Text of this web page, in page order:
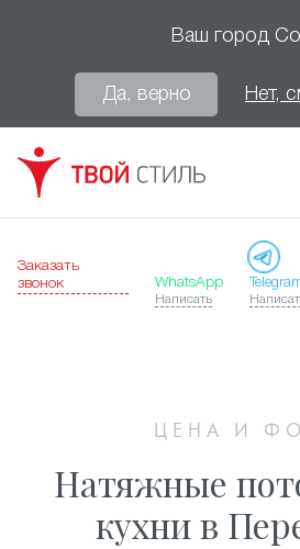
Ваш город
Да, верно Нет,
Заказать
звонок
WhatsApp
Написать
ЦЕНА И
Натяжные
кухни в